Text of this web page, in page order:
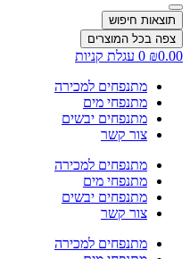
תוצאות חיפוש
צפה בכל המוצרים
₪0.00
0 עגלת קניות
מתנפחים למכירה
מתנפחי מים
מתנפחים יבשים
צור קשר
מתנפחים למכירה
מתנפחי מים
מתנפחים יבשים
צור קשר
מתנפחים למכירה